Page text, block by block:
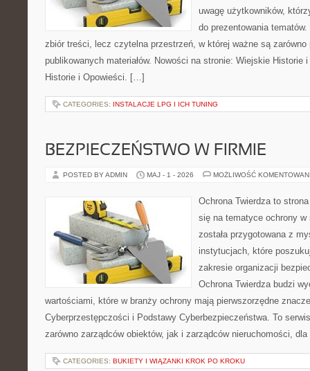
uwagę użytkowników,
do prezentowania
zbiór treści, lecz czytelna przestrzeń, w której ważne są
publikowanych materiałów. Nowości na stronie: Wiejskie Historie
Historie i Opowieści. […]
CATEGORIES: INSTALACJE LPG I ICH TUNING
BEZPIECZEŃSTWO W FIRMIE
POSTED BY ADMIN MAJ - 1 - 2026 MOŻLIWOŚĆ
Ochrona Twierdza to
się na tematyce ochrony
została przygotowana z
instytucjach, które
zakresie organizacji
Ochrona Twierdza budzi
wartościami, które w branży ochrony mają pierwszorzędne
Cyberprzestępczości i Podstawy Cyberbezpieczeństwa. To
zarówno zarządców obiektów, jak i zarządców nieruchomości,
CATEGORIES: BUKIETY I WIĄZANKI KROK PO KROKU